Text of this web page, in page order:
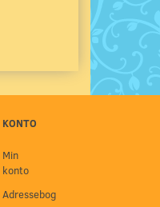
KONTO
Min
konto
Adressebog